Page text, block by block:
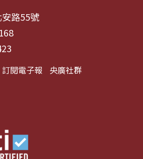
路55號
訂閱電子報 央廣社群